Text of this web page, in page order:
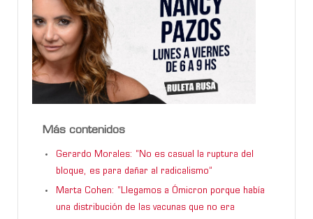
Más contenidos
Gerardo Morales: “No es casual la ruptura del
bloque, es para dañar al radicalismo”
Marta Cohen: “Llegamos a Ómicron porque había
una distribución de las vacunas que no era